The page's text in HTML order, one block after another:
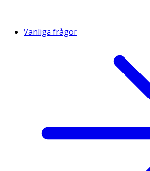
Vanliga frågor